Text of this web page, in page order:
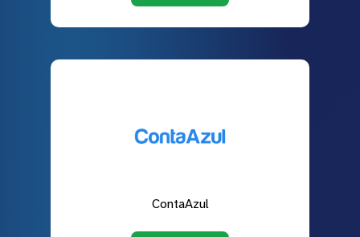
ContaAzul